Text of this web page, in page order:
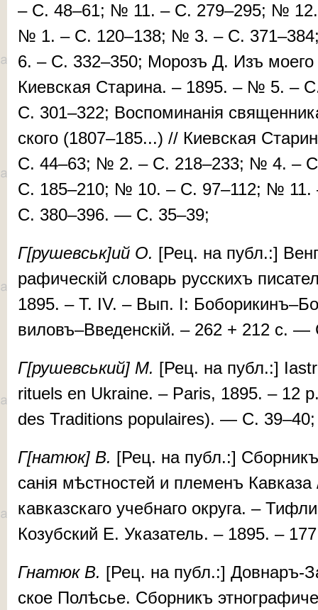
– C. 48–61; № 11. – C. 279–295; №
№ 1. – C. 120–138; № 3. – C.
6. – C. 332–350; Мо­розъ Д. Изъ
Киевская Старина. – 1895. – № 5. –
C. 301–322; Вос­по­ми­на­нія
ско­го (1807–185...) // Киевская
C. 44–63; № 2. – C. 218–233; № 4. –
C. 185–210; № 10. – C. 97–112; №
C. 380–396. — С. 35–39;
Г[рушевськ]ий О. [Рец. на публ.:]
ра­фи­чес­кій сло­варь рус­скихъ
1895. – T. IV. – Вып. I:
ви­ловъ–Вве­ден­скій. – 262 + 212 с. —
Г[ру­шев­ський] М. [Рец. на публ.:]
ri­tu­els en Ukraine. – Paris, 1895. – 12
des Trad­i­tions po­pu­laires). — С. 39–40;
Г[на­тюк] В. [Рец. на публ.:]
са­нія мѣс­тнос­тей и пле­менъ Кав­ка­за
кав­каз­ска­го учеб­на­го ок­ру­га. –
Ко­зу­б­ский Е. Ука­за­тель. – 1895. –
Гна­тюк В. [Рец. на публ.:] Дов­наръ-
ское По­лѣсье. Сбор­никъ